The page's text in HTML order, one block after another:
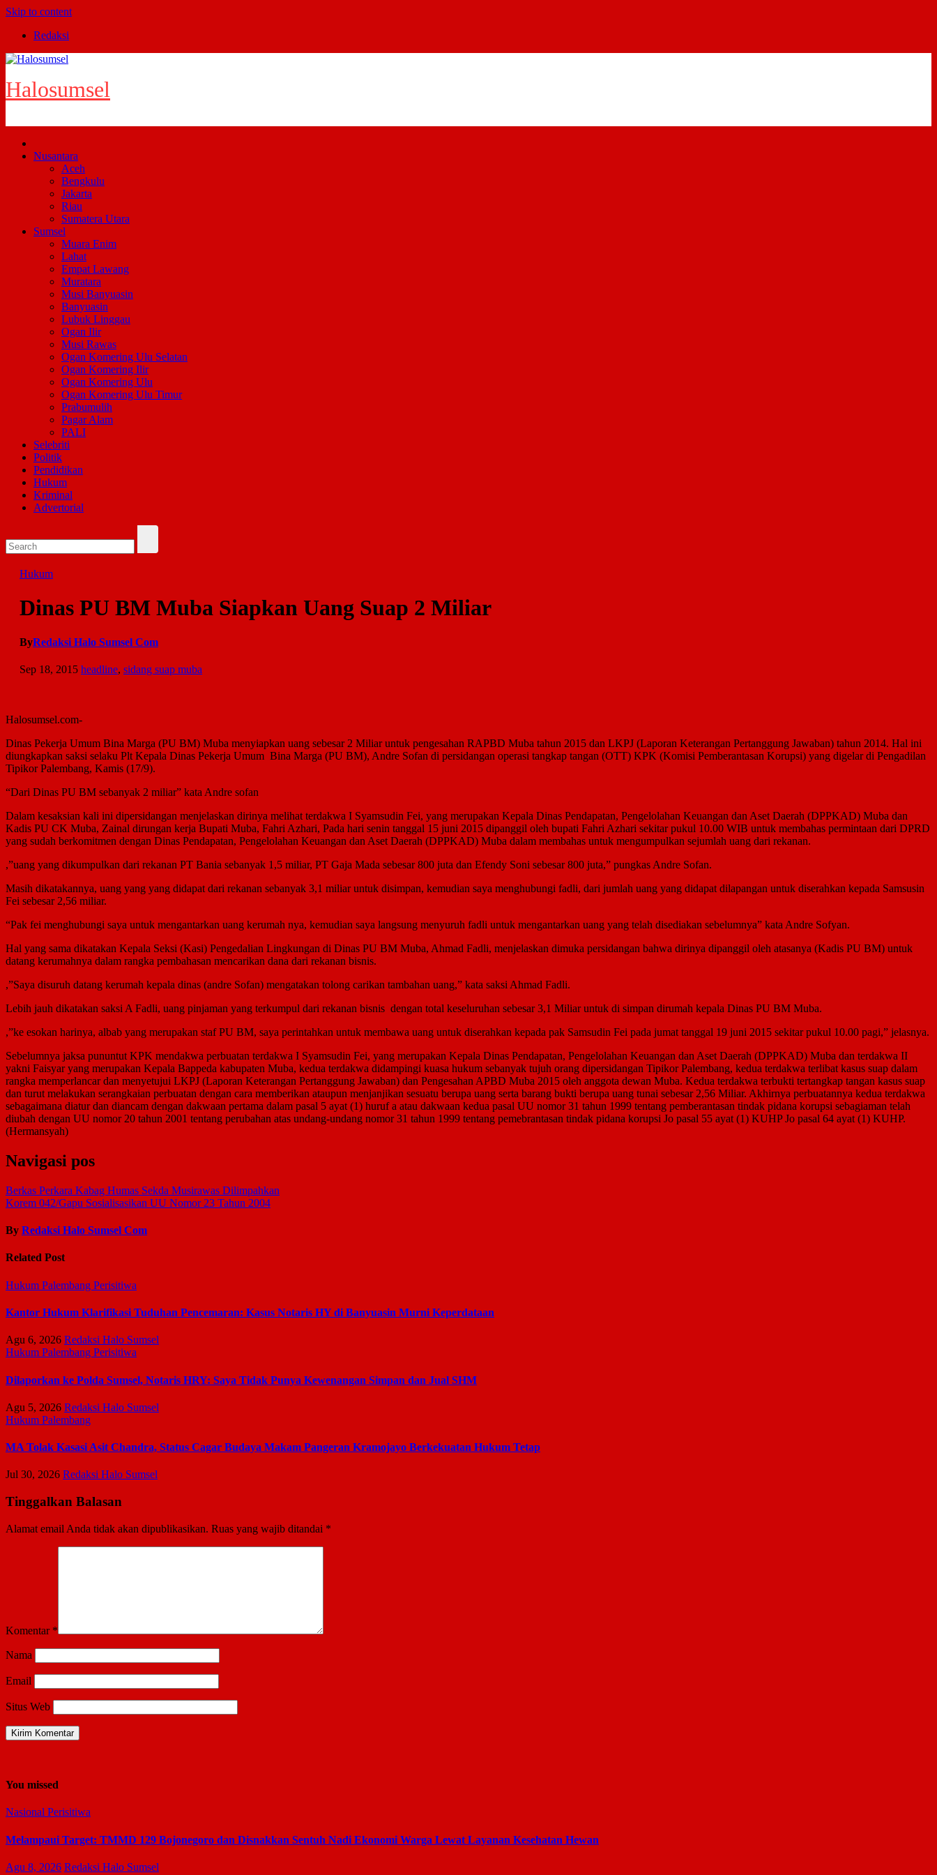
Skip to content
Redaksi
Halosumsel
Nusantara
Aceh
Bengkulu
Jakarta
Riau
Sumatera Utara
Sumsel
Muara Enim
Lahat
Empat Lawang
Muratara
Musi Banyuasin
Banyuasin
Lubuk Linggau
Ogan Ilir
Musi Rawas
Ogan Komering Ulu Selatan
Ogan Komering Ilir
Ogan Komering Ulu
Ogan Komering Ulu Timur
Prabumulih
Pagar Alam
PALI
Selebriti
Politik
Pendidikan
Hukum
Kriminal
Advertorial
Hukum
Dinas PU BM Muba Siapkan Uang Suap 2 Miliar
ByRedaksi Halo Sumsel Com
Sep 18, 2015 headline, sidang suap muba
Halosumsel.com-
Dinas Pekerja Umum Bina Marga (PU BM) Muba menyiapkan uang sebesar 2 Miliar untuk pengesahan RAPBD Muba tahun 2015 dan LKPJ (Laporan Keterangan Pertanggung Jawaban) tahun 2014. Hal ini
diungkapkan saksi selaku Plt Kepala Dinas Pekerja Umum Bina Marga (PU BM), Andre Sofan di persidangan operasi tangkap tangan (OTT) KPK (Komisi Pemberantasan Korupsi) yang digelar di Pengadilan
Tipikor Palembang, Kamis (17/9).
“Dari Dinas PU BM sebanyak 2 miliar” kata Andre sofan
Dalam kesaksian kali ini dipersidangan menjelaskan dirinya melihat terdakwa I Syamsudin Fei, yang merupakan Kepala Dinas Pendapatan, Pengelolahan Keuangan dan Aset Daerah (DPPKAD) Muba dan
Kadis PU CK Muba, Zainal dirungan kerja Bupati Muba, Fahri Azhari, Pada hari senin tanggal 15 juni 2015 dipanggil oleh bupati Fahri Azhari sekitar pukul 10.00 WIB untuk membahas permintaan dari DPRD
yang sudah berkomitmen dengan Dinas Pendapatan, Pengelolahan Keuangan dan Aset Daerah (DPPKAD) Muba dalam membahas untuk mengumpulkan sejumlah uang dari rekanan.
,”uang yang dikumpulkan dari rekanan PT Bania sebanyak 1,5 miliar, PT Gaja Mada sebesar 800 juta dan Efendy Soni sebesar 800 juta,” pungkas Andre Sofan.
Masih dikatakannya, uang yang yang didapat dari rekanan sebanyak 3,1 miliar untuk disimpan, kemudian saya menghubungi fadli, dari jumlah uang yang didapat dilapangan untuk diserahkan kepada Samsusin
Fei sebesar 2,56 miliar.
“Pak fei menghubungi saya untuk mengantarkan uang kerumah nya, kemudian saya langsung menyuruh fadli untuk mengantarkan uang yang telah disediakan sebelumnya” kata Andre Sofyan.
Hal yang sama dikatakan Kepala Seksi (Kasi) Pengedalian Lingkungan di Dinas PU BM Muba, Ahmad Fadli, menjelaskan dimuka persidangan bahwa dirinya dipanggil oleh atasanya (Kadis PU BM) untuk
datang kerumahnya dalam rangka pembahasan mencarikan dana dari rekanan bisnis.
,”Saya disuruh datang kerumah kepala dinas (andre Sofan) mengatakan tolong carikan tambahan uang,” kata saksi Ahmad Fadli.
Lebih jauh dikatakan saksi A Fadli, uang pinjaman yang terkumpul dari rekanan bisnis dengan total keseluruhan sebesar 3,1 Miliar untuk di simpan dirumah kepala Dinas PU BM Muba.
,”ke esokan harinya, albab yang merupakan staf PU BM, saya perintahkan untuk membawa uang untuk diserahkan kepada pak Samsudin Fei pada jumat tanggal 19 juni 2015 sekitar pukul 10.00 pagi,” jelasnya.
Sebelumnya jaksa pununtut KPK mendakwa perbuatan terdakwa I Syamsudin Fei, yang merupakan Kepala Dinas Pendapatan, Pengelolahan Keuangan dan Aset Daerah (DPPKAD) Muba dan terdakwa II
yakni Faisyar yang merupakan Kepala Bappeda kabupaten Muba, kedua terdakwa didampingi kuasa hukum sebanyak tujuh orang dipersidangan Tipikor Palembang, kedua terdakwa terlibat kasus suap dalam
rangka memperlancar dan menyetujui LKPJ (Laporan Keterangan Pertanggung Jawaban) dan Pengesahan APBD Muba 2015 oleh anggota dewan Muba. Kedua terdakwa terbukti tertangkap tangan kasus suap
dan turut melakukan serangkaian perbuatan dengan cara memberikan ataupun menjanjikan sesuatu berupa uang serta barang bukti berupa uang tunai sebesar 2,56 Miliar. Akhirnya perbuatannya kedua terdakwa
sebagaimana diatur dan diancam dengan dakwaan pertama dalam pasal 5 ayat (1) huruf a atau dakwaan kedua pasal UU nomor 31 tahun 1999 tentang pemberantasan tindak pidana korupsi sebagiaman telah
diubah dengan UU nomor 20 tahun 2001 tentang perubahan atas undang-undang nomor 31 tahun 1999 tentang pemebrantasan tindak pidana korupsi Jo pasal 55 ayat (1) KUHP Jo pasal 64 ayat (1) KUHP.
(Hermansyah)
Navigasi pos
Berkas Perkara Kabag Humas Sekda Musirawas Dilimpahkan
Korem 042/Gapu Sosialisasikan UU Nomor 23 Tahun 2004
By Redaksi Halo Sumsel Com
Related Post
Hukum Palembang Perisitiwa
Kantor Hukum Klarifikasi Tuduhan Pencemaran: Kasus Notaris HY di Banyuasin Murni Keperdataan
Agu 6, 2026 Redaksi Halo Sumsel
Hukum Palembang Perisitiwa
Dilaporkan ke Polda Sumsel, Notaris HRY: Saya Tidak Punya Kewenangan Simpan dan Jual SHM
Agu 5, 2026 Redaksi Halo Sumsel
Hukum Palembang
MA Tolak Kasasi Asit Chandra, Status Cagar Budaya Makam Pangeran Kramojayo Berkekuatan Hukum Tetap
Jul 30, 2026 Redaksi Halo Sumsel
Tinggalkan Balasan
Alamat email Anda tidak akan dipublikasikan. Ruas yang wajib ditandai *
Komentar *
Nama
Email
Situs Web
You missed
Nasional Perisitiwa
Melampaui Target: TMMD 129 Bojonegoro dan Disnakkan Sentuh Nadi Ekonomi Warga Lewat Layanan Kesehatan Hewan
Agu 8, 2026 Redaksi Halo Sumsel